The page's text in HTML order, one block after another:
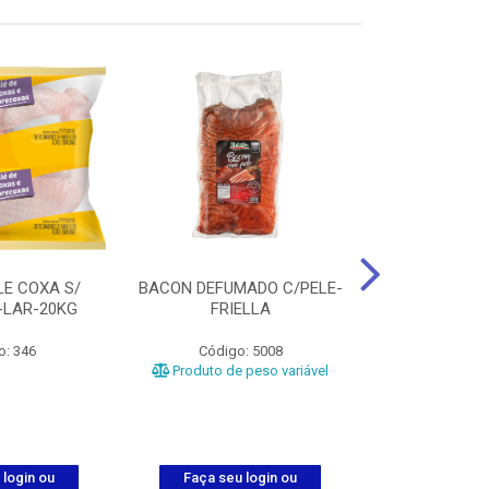
COXA S/
20KG
346
login ou
BACON DEFUMADO C/PELE-
FRIELLA
Código: 5008
Produto de peso variável
Faça seu login ou